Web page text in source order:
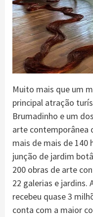
Muito mais que um
principal atração
Brumadinho e um
arte contemporânea
mais de mais de 140
junção de jardim
200 obras de arte
22 galerias e jardins.
recebeu quase 3
conta com a maior